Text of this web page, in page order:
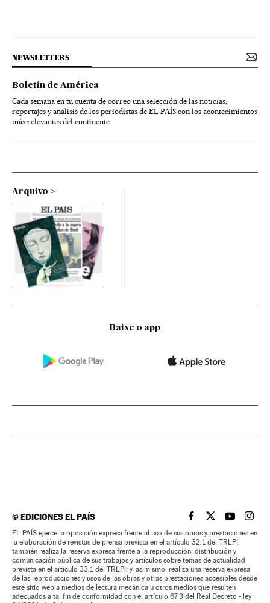
NEWSLETTERS
Boletín de América
Cada semana en tu cuenta de correo una selección de las noticias,
reportajes y análisis de los periodistas de EL PAÍS con los acontecimientos
más relevantes del continente.
Arquivo
Baixe o app
©EDICIONES EL PAÍS EL PAÍS BRASIL EN
EL PAÍSEL PAÍS
EL
EL PAÍS ejerce la oposición expresa frente al uso de sus obras y prestaciones en
la elaboración de revistas de prensa prevista en el artículo 32.1 del TRLPI;
también realiza la reserva expresa frente a la reproducción, distribución y
comunicación pública de sus trabajos y artículos sobre temas de actualidad
prevista en el artículo 33.1 del TRLPI; y, asimismo, realiza una reserva expresa
de las reproducciones y usos de las obras y otras prestaciones accesibles desde
este sitio web a medios de lectura mecánica u otros medios que resulten
adecuados a tal fin de conformidad con el artículo 67.3 del Real Decreto - ley